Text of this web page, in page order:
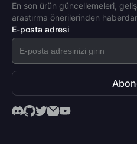
En son ürün güncellemeleri,
araştırma önerilerinden
E-posta adresi